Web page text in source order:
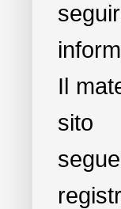
Il
sito